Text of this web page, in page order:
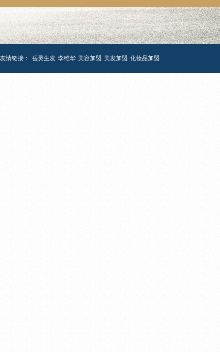
友情链接： 岳灵生发 李维华 美容加盟 美发加盟 化妆品加盟